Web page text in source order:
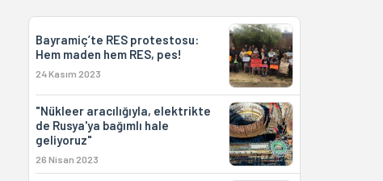
Bayramiç’te RES protestosu:
Hem maden hem RES, pes!
24 Kasım 2023
"Nükleer aracılığıyla, elektrikte
de Rusya'ya bağımlı hale
geliyoruz"
26 Nisan 2023